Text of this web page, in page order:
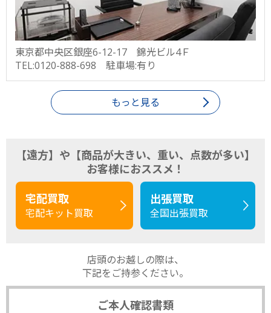
東京都中央区銀座6-12-17 錦光ビル4Ｆ
TEL:0120-888-698 駐車場:有り
もっと見る
【遠方】や【商品が大きい、重い、点数が多い】
お客様におススメ！
宅配買取
宅配キット買取
出張買取
全国出張買取
店頭のお越しの際は、
下記をご持参ください。
ご本人確認書類